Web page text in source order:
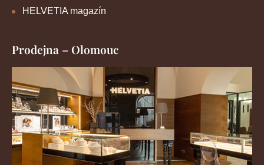
HELVETIA magazín
Prodejna – Olomouc